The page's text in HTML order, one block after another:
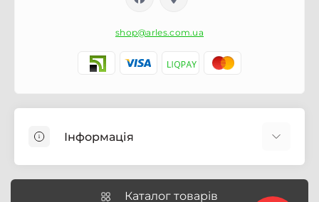
shop@arles.com.ua
Інформація
Про магазин Arles.com.uaКаталог товарів